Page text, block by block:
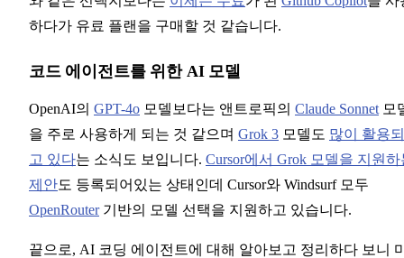
하다가 유료 플랜을 구매할 것 같습니다.
코드 에이전트를 위한 AI 모델
OpenAI의 GPT-4o 모델보다는 앤트로픽의 Claude Sonnet 모
을 주로 사용하게 되는 것 같으며 Grok 3 모델도 많이 활용되
고 있다는 소식도 보입니다. Cursor에서 Grok 모델을 지원하
제안도 등록되어있는 상태인데 Cursor와 Windsurf 모두
OpenRouter기반의 모델 선택을 지원하고 있습니다.
끝으로, AI 코딩 에이전트에 대해 알아보고 정리하다 보니